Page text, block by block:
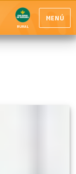
RURAL
MENÚ